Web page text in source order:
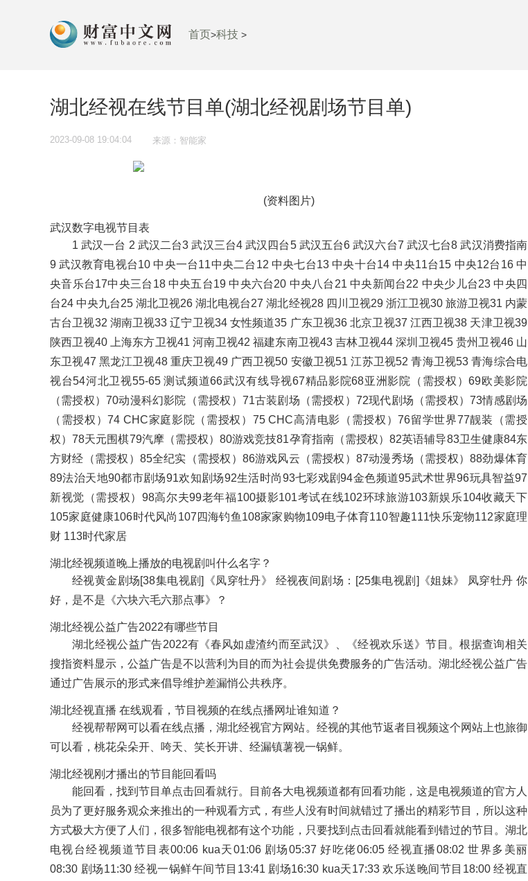
首页>科技 >
湖北经视在线节目单(湖北经视剧场节目单)
2023-09-08 19:04:04 来源：智能家
(资料图片)
武汉数字电视节目表
1 武汉一台 2 武汉二台3 武汉三台4 武汉四台5 武汉五台6 武汉六台7 武汉七台8 武汉消费指南
9 武汉教育电视台10 中央一台11中央二台12 中央七台13 中央十台14 中央11台15 中央12台16 中
央音乐台17中央三台18 中央五台19 中央六台20 中央八台21 中央新闻台22 中央少儿台23 中央四
台24 中央九台25 湖北卫视26 湖北电视台27 湖北经视28 四川卫视29 浙江卫视30 旅游卫视31 内蒙
古台卫视32 湖南卫视33 辽宁卫视34 女性频道35 广东卫视36 北京卫视37 江西卫视38 天津卫视39
陕西卫视40 上海东方卫视41 河南卫视42 福建东南卫视43 吉林卫视44 深圳卫视45 贵州卫视46 山
东卫视47 黑龙江卫视48 重庆卫视49 广西卫视50 安徽卫视51 江苏卫视52 青海卫视53 青海综合电
视台54河北卫视55-65 测试频道66武汉有线导视67精品影院68亚洲影院（需授权）69欧美影院
（需授权）70动漫科幻影院（需授权）71古装剧场（需授权）72现代剧场（需授权）73情感剧场
（需授权）74 CHC家庭影院（需授权）75 CHC高清电影（需授权）76留学世界77靓装（需授
权）78天元围棋79汽摩（需授权）80游戏竞技81孕育指南（需授权）82英语辅导83卫生健康84东
方财经（需授权）85全纪实（需授权）86游戏风云（需授权）87动漫秀场（需授权）88劲爆体育
89法治天地90都市剧场91欢知剧场92生活时尚93七彩戏剧94金色频道95武术世界96玩具智益97
新视觉（需授权）98高尔夫99老年福100摄影101考试在线102环球旅游103新娱乐104收藏天下
105家庭健康106时代风尚107四海钓鱼108家家购物109电子体育110智趣111快乐宠物112家庭理
财 113时代家居
湖北经视频道晚上播放的电视剧叫什么名字？
经视黄金剧场[38集电视剧]《凤穿牡丹》 经视夜间剧场：[25集电视剧]《姐妹》 凤穿牡丹 你
好，是不是《六块六毛六那点事》？
湖北经视公益广告2022有哪些节目
湖北经视公益广告2022有《春风如虚渣约而至武汉》、《经视欢乐送》节目。根据查询相关
搜指资料显示，公益广告是不以营利为目的而为社会提供免费服务的广告活动。湖北经视公益广告
通过广告展示的形式来倡导维护差漏悄公共秩序。
湖北经视直播 在线观看，节目视频的在线点播网址谁知道？
经视帮帮网可以看在线点播，湖北经视官方网站。经视的其他节返者目视频这个网站上也旅御
可以看，桃花朵朵开、咵天、笑长开讲、经漏镇薯视一锅鲜。
湖北经视刚才播出的节目能回看吗
能回看，找到节目单点击回看就行。目前各大电视频道都有回看功能，这是电视频道的官方人
员为了更好服务观众来推出的一种观看方式，有些人没有时间就错过了播出的精彩节目，所以这种
方式极大方便了人们，很多智能电视都有这个功能，只要找到点击回看就能看到错过的节目。湖北
电视台经视频道节目表00:06 kua天01:06 剧场05:37 好吃佬06:05 经视直播08:02 世界多美丽
08:30 剧场11:30 经视一锅鲜午间节目13:41 剧场16:30 kua天17:33 欢乐送晚间节目18:00 经视直